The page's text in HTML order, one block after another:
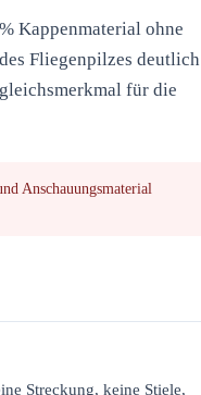
Kappenmaterial ohne
des Fliegenpilzes deutlich
für die
Anschauungsmaterial
Streckung, keine Stiele,